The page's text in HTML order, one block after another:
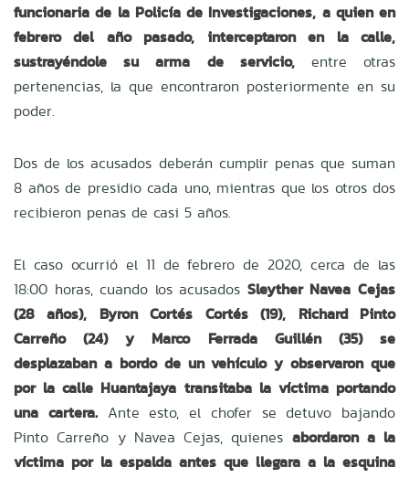
funcionaria de la Policía de Investigaciones, a quien en
febrero del año pasado, interceptaron en la calle,
sustrayéndole su arma de servicio,entre otras
pertenencias, la que encontraron posteriormente en su
poder.
Dos de los acusados deberán cumplir penas que suman
8 años de presidio cada uno, mientras que los otros dos
recibieron penas de casi 5 años.
El caso ocurrió el 11 de febrero de 2020, cerca de las
18:00 horas, cuando los acusados Sleyther Navea Cejas
(28 años), Byron Cortés Cortés (19), Richard Pinto
Carreño (24) y Marco Ferrada Guillén (35) se
desplazaban a bordo de un vehículo y observaron que
por la calle Huantajaya transitaba la víctima portando
una cartera.Ante esto, el chofer se detuvo bajando
Pinto Carreño y Navea Cejas, quienes abordaron a la
víctima por la espalda antes que llegara a la esquina